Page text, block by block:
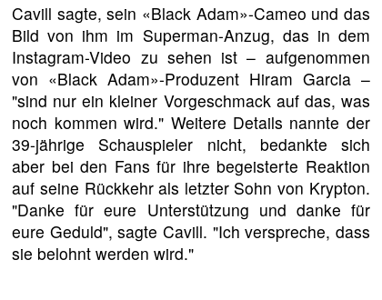
Cavill sagte, sein «Black Adam»-Cameo und das
Bild von ihm im Superman-Anzug, das in dem
Instagram-Video zu sehen ist – aufgenommen
von «Black Adam»-Produzent Hiram Garcia –
"sind nur ein kleiner Vorgeschmack auf das, was
noch kommen wird." Weitere Details nannte der
39-jährige Schauspieler nicht, bedankte sich
aber bei den Fans für ihre begeisterte Reaktion
auf seine Rückkehr als letzter Sohn von Krypton.
"Danke für eure Unterstützung und danke für
eure Geduld", sagte Cavill. "Ich verspreche, dass
sie belohnt werden wird."